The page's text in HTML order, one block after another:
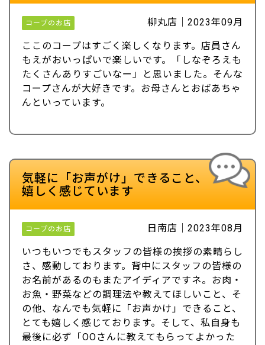
コープのお店 柳丸店｜2023年09月
ここのコープはすごく楽しくなります。店員さん
もえがおいっぱいで楽しいです。「しなぞろえも
たくさんありすごいなー」と思いました。そんな
コープさんが大好きです。お母さんとおばあちゃ
んといっています。
気軽に「お声がけ」できること、
嬉しく感じています
コープのお店 日南店｜2023年08月
いつもいつでもスタッフの皆様の挨拶の素晴らし
さ、感動しております。背中にスタッフの皆様の
お名前があるのもまたアイディアですネ。お肉・
お魚・野菜などの調理法や教えてほしいこと、そ
の他、なんでも気軽に「お声かけ」できること、
とても嬉しく感じております。そして、私自身も
最後に必ず「OOさんに教えてもらってよかった